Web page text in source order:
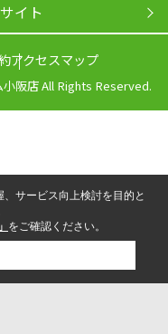
イト
アクセスマップ
阪店 All Rights Reserved.
からお問い合わせ
サービス向上検討を目的と
をご確認ください。